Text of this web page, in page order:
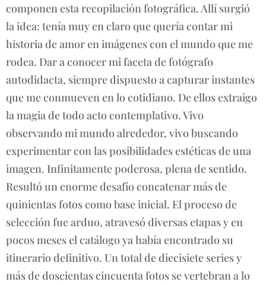
componen esta recopilación fotográfica. Allí surgió
la idea: tenía muy en claro que quería contar mi
historia de amor en imágenes con el mundo que me
rodea. Dar a conocer mi faceta de fotógrafo
autodidacta, siempre dispuesto a capturar instantes
que me conmueven en lo cotidiano. De ellos extraigo
la magia de todo acto contemplativo. Vivo
observando mi mundo alrededor, vivo buscando
experimentar con las posibilidades estéticas de una
imagen. Infinitamente poderosa, plena de sentido.
Resultó un enorme desafío concatenar más de
quinientas fotos como base inicial. El proceso de
selección fue arduo, atravesó diversas etapas y en
pocos meses el catálogo ya había encontrado su
itinerario definitivo. Un total de diecisiete series y
más de doscientas cincuenta fotos se vertebran a lo